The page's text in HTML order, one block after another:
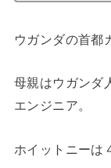
ウガンダの首都
母親はウガンダ
エンジニア。
ホイットニーは